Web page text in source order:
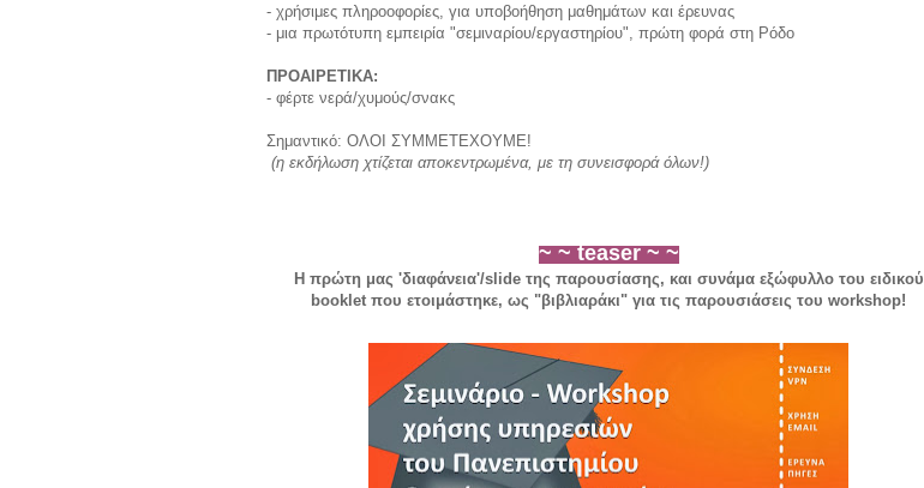
- χρήσιμες πληροοφορίες, για υποβοήθηση μαθημάτων και έρευνας
- μια πρωτότυπη εμπειρία "σεμιναρίου/εργαστηρίου", πρώτη φορά στη Ρόδο
ΠΡΟΑΙΡΕΤΙΚΑ:
- φέρτε νερά/χυμούς/σνακς
Σημαντικό: ΟΛΟΙ ΣΥΜΜΕΤΕΧΟΥΜΕ!
(η εκδήλωση χτίζεται αποκεντρωμένα, με τη συνεισφορά όλων!)
~ ~ teaser ~ ~
Η πρώτη μας 'διαφάνεια'/slide της παρουσίασης, και συνάμα εξώφυλλο του ειδικού
booklet που ετοιμάστηκε, ως "βιβλιαράκι" για τις παρουσιάσεις του workshop!